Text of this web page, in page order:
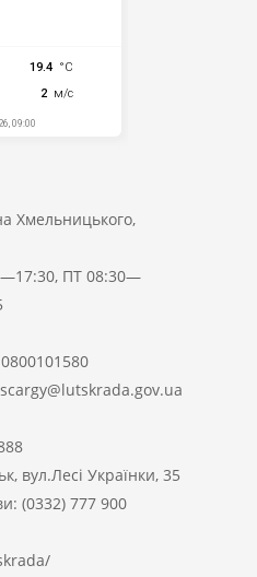
Хмельницького,
ПТ 08:30—
0800101580
scargy@lutskrada.gov.ua
вул.Лесі Українки, 35
(0332) 777 900